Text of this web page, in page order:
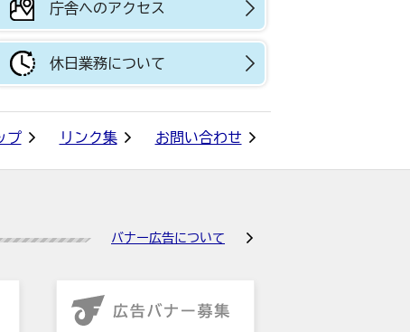
庁舎へのアクセス
休日業務について
プ リンク集 お問い合わせ
バナー広告について